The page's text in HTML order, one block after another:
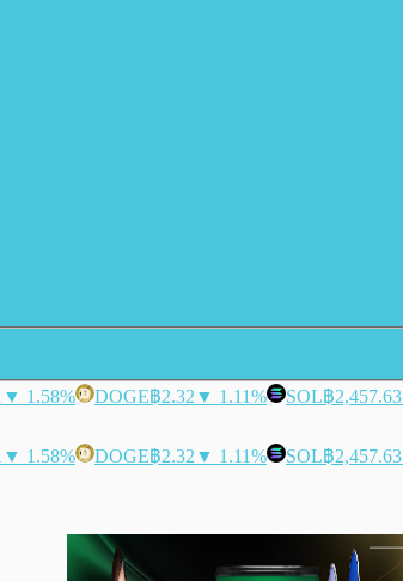
▼ 1.58% DOGE฿2.32 ▼ 1.11% SOL฿2,457.63
▼ 1.58% DOGE฿2.32 ▼ 1.11% SOL฿2,457.63